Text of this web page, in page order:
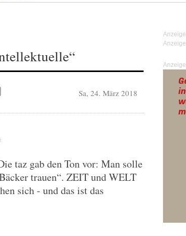
Sa, 24. März 2018
taz gab den Ton vor: Man solle
trauen“. ZEIT und WELT
sich - und das ist das
Anzeige